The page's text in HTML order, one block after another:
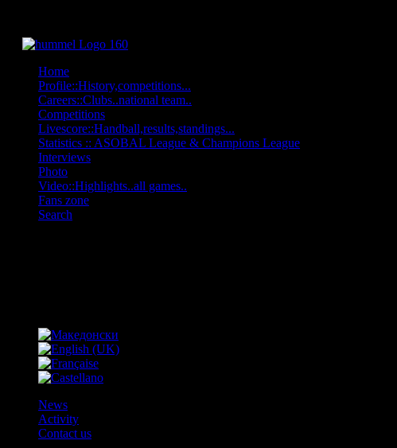
Home
Profile::History,competitions...
Careers::Clubs..national team..
Competitions
Livescore::Handball,results,standings...
Statistics :: ASOBAL League & Champions League
Interviews
Photo
Video::Highlights..all games..
Fans zone
Search
News
Activity
Contact us